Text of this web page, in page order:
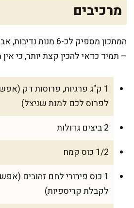
מרכיבים
המתכון מספיק לכ-6
– תמיד כדאי להכין קצת יותר, כי
1 ק"ג פרגיות, פרוסות דק
לפרוס לכם למנת שניצל)
2 ביצים גדולות
1/2 כוס קמח
1 כוס פירורי לחם זהובים
לקבלת קריספיות)